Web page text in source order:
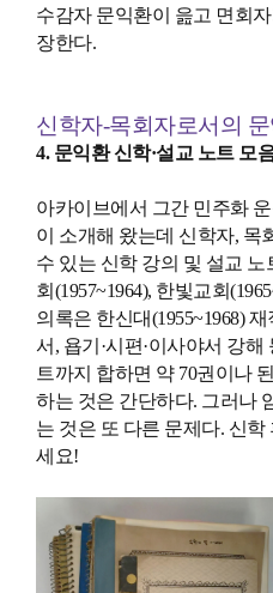
수감자 문익환이 읊고 면회
장한다.
신학자-목회자로서의 문
4. 문익환 신학·설교 노트 모
아카이브에서 그간 민주화
이 소개해 왔는데 신학자, 목
수 있는 신학 강의 및 설교
회(1957~1964), 한빛교회
의록은 한신대(1955~1968)
서, 욥기·시편·이사야서 강
트까지 합하면 약 70권이나
하는 것은 간단하다. 그러나
는 것은 또 다른 문제다. 신
세요!